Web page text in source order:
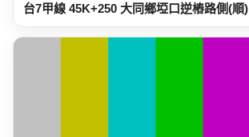
台7甲線 45K+250 大同鄉埡口逆樁路側(順)